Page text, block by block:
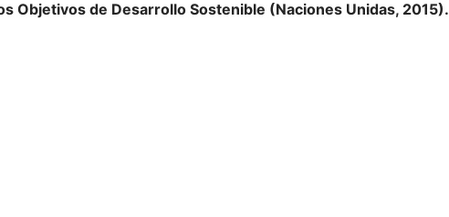
Objetivos de Desarrollo Sostenible (Naciones Unidas, 2015).